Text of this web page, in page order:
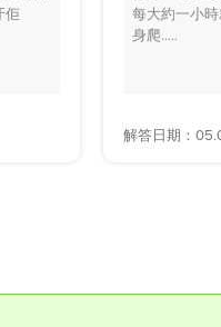
佢
每大約一小
身爬.....
解答日期：